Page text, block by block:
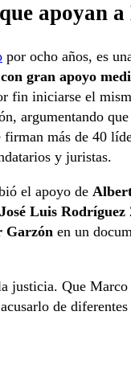
apoyan
por ocho años, es
gran apoyo
fin iniciarse el
argumentando
más de 40
y juristas.
el apoyo de
Luis
Garzón en un
justicia. Que
de